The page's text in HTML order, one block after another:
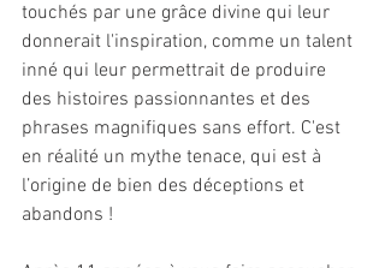
touchés par une grâce divine qui leur
donnerait l'inspiration, comme un talent
inné qui leur permettrait de produire
des histoires passionnantes et des
phrases magnifiques sans effort. C'est
en réalité un mythe tenace, qui est à
l’origine de bien des déceptions et
abandons !